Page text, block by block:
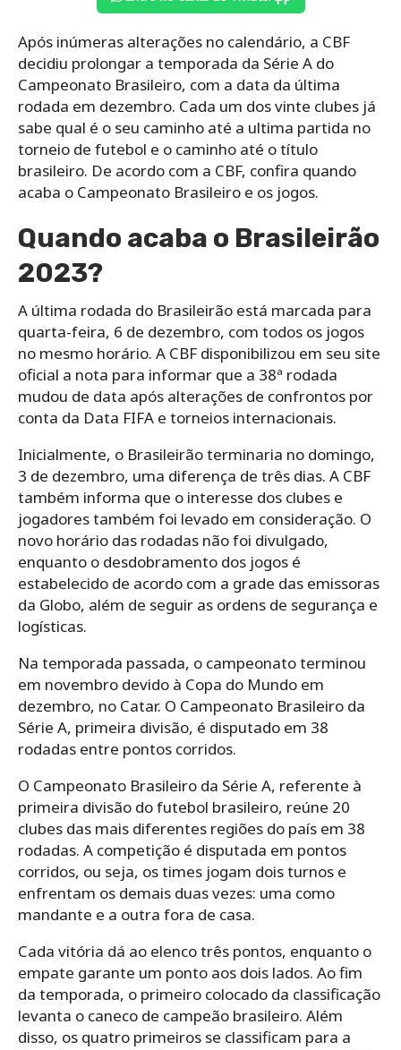
Após inúmeras alterações no calendário, a CBF
decidiu prolongar a temporada da Série A do
Campeonato Brasileiro, com a data da última
rodada em dezembro. Cada um dos vinte clubes já
sabe qual é o seu caminho até a ultima partida no
torneio de futebol e o caminho até o título
brasileiro. De acordo com a CBF, confira quando
acaba o Campeonato Brasileiro e os jogos.
Quando acaba o Brasileirão
2023?
A última rodada do Brasileirão está marcada para
quarta-feira, 6 de dezembro, com todos os jogos
no mesmo horário. A CBF disponibilizou em seu site
oficial a nota para informar que a 38ª rodada
mudou de data após alterações de confrontos por
conta da Data FIFA e torneios internacionais.
Inicialmente, o Brasileirão terminaria no domingo,
3 de dezembro, uma diferença de três dias. A CBF
também informa que o interesse dos clubes e
jogadores também foi levado em consideração. O
novo horário das rodadas não foi divulgado,
enquanto o desdobramento dos jogos é
estabelecido de acordo com a grade das emissoras
da Globo, além de seguir as ordens de segurança e
logísticas.
Na temporada passada, o campeonato terminou
em novembro devido à Copa do Mundo em
dezembro, no Catar. O Campeonato Brasileiro da
Série A, primeira divisão, é disputado em 38
rodadas entre pontos corridos.
O Campeonato Brasileiro da Série A, referente à
primeira divisão do futebol brasileiro, reúne 20
clubes das mais diferentes regiões do país em 38
rodadas. A competição é disputada em pontos
corridos, ou seja, os times jogam dois turnos e
enfrentam os demais duas vezes: uma como
mandante e a outra fora de casa.
Cada vitória dá ao elenco três pontos, enquanto o
empate garante um ponto aos dois lados. Ao fim
da temporada, o primeiro colocado da classificação
levanta o caneco de campeão brasileiro. Além
disso, os quatro primeiros se classificam para a